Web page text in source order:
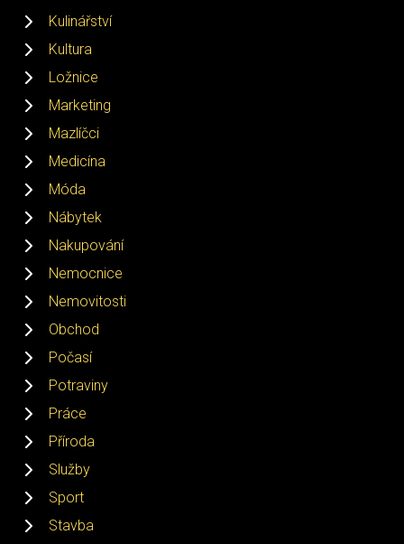
Kulinářství
Kultura
Ložnice
Marketing
Mazlíčci
Medicína
Móda
Nábytek
Nakupování
Nemocnice
Nemovitosti
Obchod
Počasí
Potraviny
Práce
Příroda
Služby
Sport
Stavba